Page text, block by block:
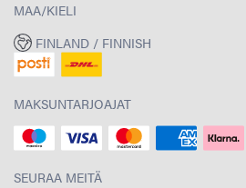
MAA/KIELI
FINLAND / FINNISH
MAKSUNTARJOAJAT
SEURAA MEITÄ